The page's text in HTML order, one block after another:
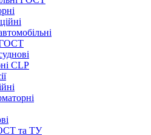
ГОСТ
CLP
та ТУ